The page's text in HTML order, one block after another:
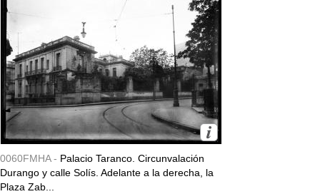
0060FMHA - Palacio Taranco. Circunvalación
Durango y calle Solís. Adelante a la derecha, la
Plaza Zab...